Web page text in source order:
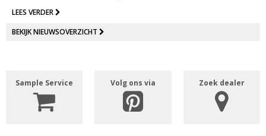
LEES VERDER
BEKIJK NIEUWSOVERZICHT
Sample Service Volg ons via Zoek dealer